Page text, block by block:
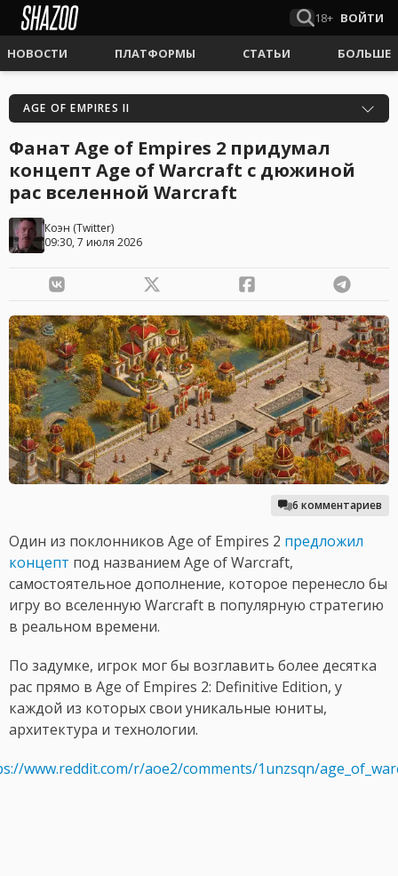
18+ ВОЙТИ
НОВОСТИ ПЛАТФОРМЫ СТАТЬИ БОЛЬШЕ
AGE OF EMPIRES II
Фанат Age of Empires 2 придумал
концепт Age of Warcraft с дюжиной
рас вселенной Warcraft
Коэн (Twitter)
09:30, 7 июля 2026
6 комментариев
Один из поклонников Age of Empires 2 предложил
концепт под названием Age of Warcraft,
самостоятельное дополнение, которое перенесло бы
игру во вселенную Warcraft в популярную стратегию
в реальном времени.
По задумке, игрок мог бы возглавить более десятка
рас прямо в Age of Empires 2: Definitive Edition, у
каждой из которых свои уникальные юниты,
архитектура и технологии.
www.reddit.com/r/aoe2/comments/1unzsqn/